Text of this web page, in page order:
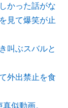
かった話がな
見て爆笑が止
叫ぶスバルと
外出禁止を食
似動画。